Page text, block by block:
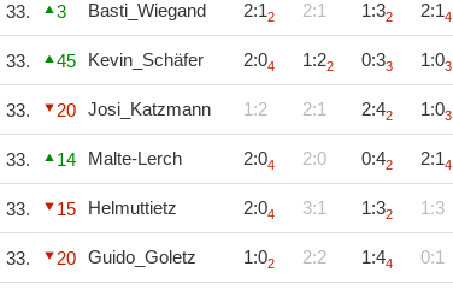
33. 3 Basti_Wiegand 2:12 2:1 1:32 2:14
33. 45 Kevin_Schäfer 2:04 1:22 0:33 1:03
33. 20 Josi_Katzmann 1:2 2:1 2:42 1:03
33. 14 Malte-Lerch 2:04 2:0 0:42 2:14
33. 15 Helmuttietz 2:04 3:1 1:32 1:3
33. 20 Guido_Goletz 1:02 2:2 1:44 0:1